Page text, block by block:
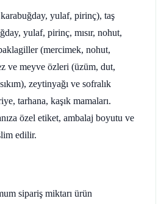
yulaf, pirinç), taş
yulaf, pirinç, mısır, nohut,
(mercimek, nohut,
ve meyve özleri (üzüm, dut,
zeytinyağı ve sofralık
tarhana, kaşık mamaları.
özel etiket, ambalaj boyutu ve
edilir.
sipariş miktarı ürün